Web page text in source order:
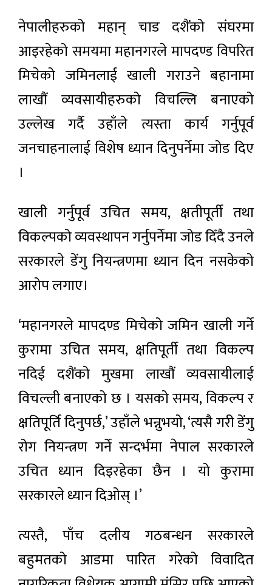
नेपालीहरुको महान् चाड दशैंको संघरमा
आइरहेको समयमा महानगरले मापदण्ड विपरित
मिचेको जमिनलाई खाली गराउने बहानामा
लाखौं व्यवसायीहरुको विचल्लि बनाएको
उल्लेख गर्दै उहाँले त्यस्ता कार्य गर्नुपूर्व
जनचाहनालाई विशेष ध्यान दिनुपर्नेमा जोड दिए
।
खाली गर्नुपूर्व उचित समय, क्षतीपूर्ती तथा
विकल्पको व्यवस्थापन गर्नुपर्नेमा जोड दिँदै उनले
सरकारले डेंगु नियन्त्रणमा ध्यान दिन नसकेको
आरोप लगाए।
‘महानगरले मापदण्ड मिचेको जमिन खाली गर्ने
कुरामा उचित समय, क्षतिपूर्ती तथा विकल्प
नदिई दशैंको मुखमा लाखौं व्यवसायीलाई
विचल्ली बनाएको छ । यसको समय, विकल्प र
क्षतिपूर्ति दिनुपर्छ,’ उहाँले भन्नुभयो, ‘त्यसै गरी डेंगु
रोग नियन्त्रण गर्ने सन्दर्भमा नेपाल सरकारले
उचित ध्यान दिइरहेका छैन । यो कुरामा
सरकारले ध्यान दिओस् ।’
त्यस्तै, पाँच दलीय गठबन्धन सरकारले
बहुमतको आडमा पारित गरेको विवादित